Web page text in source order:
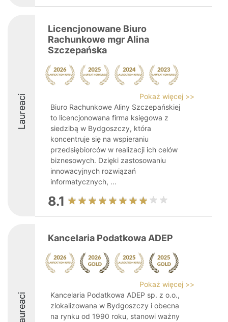
Laureaci
Licencjonowane Biuro
Rachunkowe mgr Alina
Szczepańska
Pokaż więcej >>
Biuro Rachunkowe Aliny Szczepańskiej
to licencjonowana firma księgowa z
siedzibą w Bydgoszczy, która
koncentruje się na wspieraniu
przedsiębiorców w realizacji ich celów
biznesowych. Dzięki zastosowaniu
innowacyjnych rozwiązań
informatycznych, ...
8.1
Laureaci
Kancelaria Podatkowa ADEP
Pokaż więcej >>
Kancelaria Podatkowa ADEP sp. z o.o.,
zlokalizowana w Bydgoszczy i obecna
na rynku od 1990 roku, stanowi ważny